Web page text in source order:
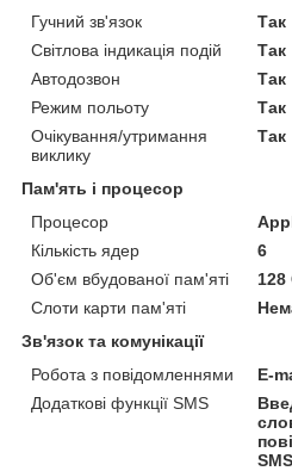
Гучний зв'язок
Так
Світлова індикація подій
Так
Автодозвон
Так
Режим польоту
Так
Очікування/утримання
виклику
Так
Пам'ять і процесор
Процесор
Кількість ядер
6
Об'єм вбудованої пам'яті
128
Слоти карти пам'яті
Зв'язок та комунікації
Робота з повідомленнями
E-
Додаткові функції SMS